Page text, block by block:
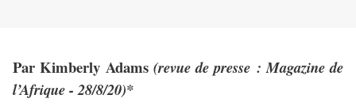
Par Kimberly Adams (revue de presse : Magazine de
l’Afrique - 28/8/20)*